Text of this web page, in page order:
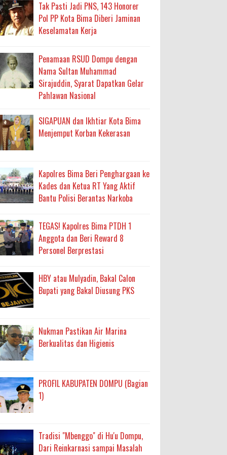
Layanan Berjalan Bertahap
Bantuan BSPS
2027 ke BPJN NTB
Pelaksanaan APBD Kota Bima
Kepercayaan Rakyat Landasan Utama
Air Bersih
Siap Edar
Tak Pasti Jadi PNS, 143 Honorer
Pol PP Kota Bima Diberi Jaminan
Keselamatan Kerja
Penamaan RSUD Dompu dengan
Nama Sultan Muhammad
Sirajuddin, Syarat Dapatkan Gelar
Pahlawan Nasional
SIGAPUAN dan Ikhtiar Kota Bima
Menjemput Korban Kekerasan
Kapolres Bima Beri Penghargaan ke
Kades dan Ketua RT Yang Aktif
Bantu Polisi Berantas Narkoba
TEGAS! Kapolres Bima PTDH 1
Anggota dan Beri Reward 8
Personel Berprestasi
HBY atau Mulyadin, Bakal Calon
Bupati yang Bakal Diusung PKS
Nukman Pastikan Air Marina
Berkualitas dan Higienis
PROFIL KABUPATEN DOMPU (Bagian
1)
Tradisi "Mbenggo" di Hu'u Dompu,
Dari Reinkarnasi sampai Masalah